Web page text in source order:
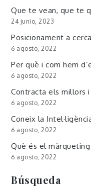
Que te vean, que te
24 junio, 2023
Posicionament a
6 agosto, 2022
Per què i com hem
6 agosto, 2022
Contracta els millors
6 agosto, 2022
Coneix la
6 agosto, 2022
Què és el
6 agosto, 2022
Búsqueda